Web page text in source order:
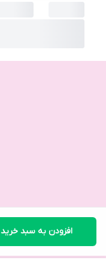
افزودن به سبد خرید